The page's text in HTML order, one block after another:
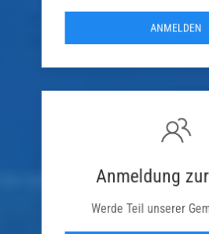
ANMELDEN
Anmeldung
Werde Teil unserer